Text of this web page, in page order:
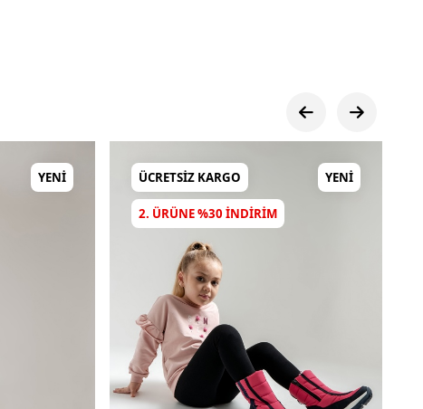
YENI ÜCRETSIZ KARGO YENI
2. ÜRÜNE %30 INDIRIM